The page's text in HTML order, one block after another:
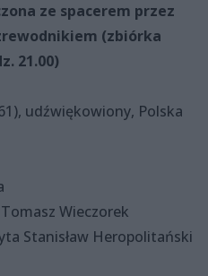
ze spacerem przez
(zbiórka
21.00)
udźwiękowiony, Polska
Wieczorek
Stanisław Heropolitański